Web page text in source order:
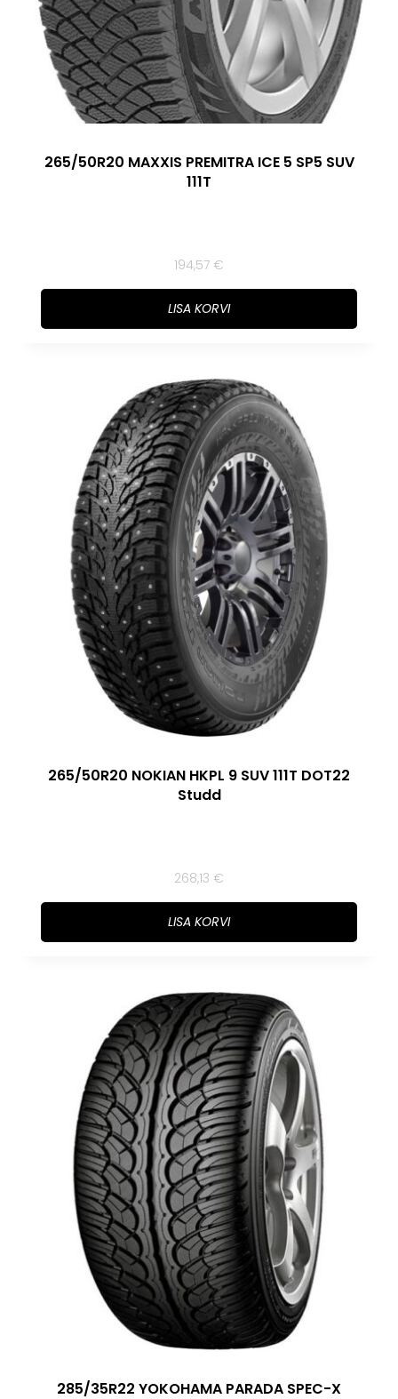
265/50R20 MAXXIS PREMITRA ICE 5 SP5 SUV
111T
194,57 €
LISA KORVI
265/50R20 NOKIAN HKPL 9 SUV 111T DOT22
Studd
268,13 €
LISA KORVI
285/35R22 YOKOHAMA PARADA SPEC-X